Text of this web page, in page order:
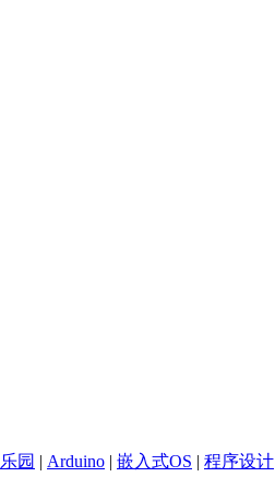
园 | Arduino | 嵌入式OS | 程序设计